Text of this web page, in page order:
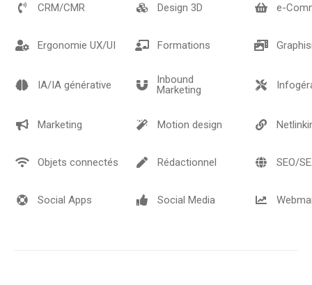
CRM/CMR Design 3D e-
Ergonomie UX/UI Formations
IA/IA générative
Inbound
Marketing
Marketing Motion design
Objets connectés Rédactionnel SEO/
Social Apps Social Media